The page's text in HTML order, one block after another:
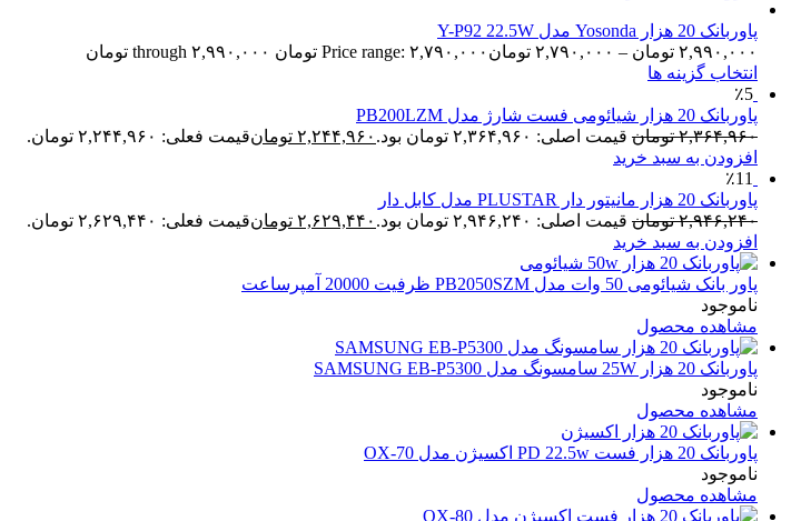
پاوربانک 20 هزار Yosonda مدل Y-P92 22.5W
۲,۹۹۰,۰۰۰ تومان – ۲,۷۹۰,۰۰۰ تومان Price range: ۲,۷۹۰,۰۰۰ تومان through ۲,۹۹۰,۰۰۰ تومان
انتخاب گزینه ها
٪5
پاوربانک 20 هزار شیائومی فست شارژ مدل PB200LZM
۲,۳۶۴,۹۶۰ تومان قیمت اصلی: ۲,۳۶۴,۹۶۰ تومان بود. ۲,۲۴۴,۹۶۰ تومانقیمت فعلی: ۲,۲۴۴,۹۶۰ تومان.
افزودن به سبد خرید
٪11
پاوربانک 20 هزار مانیتور دار PLUSTAR مدل کابل دار
۲,۹۴۶,۲۴۰ تومان قیمت اصلی: ۲,۹۴۶,۲۴۰ تومان بود. ۲,۶۲۹,۴۴۰ تومانقیمت فعلی: ۲,۶۲۹,۴۴۰ تومان.
افزودن به سبد خرید
پاور بانک شیائومی 50 وات مدل PB2050SZM ظرفیت 20000 آمپرساعت
ناموجود
مشاهده محصول
پاوربانک 20 هزار 25W سامسونگ مدل SAMSUNG EB-P5300
ناموجود
مشاهده محصول
پاوربانک 20 هزار فست PD 22.5w اکسیژن مدل OX-70
ناموجود
مشاهده محصول